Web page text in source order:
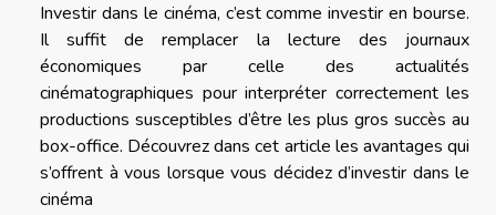
Investir dans le cinéma, c’est comme investir en bourse.
Il suffit de remplacer la lecture des journaux
économiques par celle des actualités
cinématographiques pour interpréter correctement les
productions susceptibles d’être les plus gros succès au
box-office. Découvrez dans cet article les avantages qui
s’offrent à vous lorsque vous décidez d’investir dans le
cinéma